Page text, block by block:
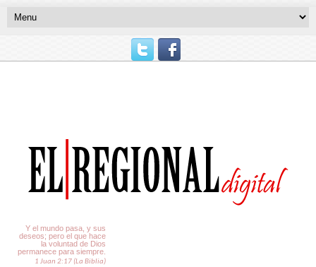
Y el mundo pasa, y sus
deseos; pero el que hace
la voluntad de Dios
permanece para siempre.
1 Juan 2:17 (La Biblia)